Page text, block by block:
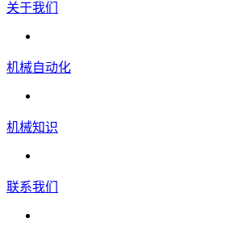
关于我们
机械自动化
机械知识
联系我们